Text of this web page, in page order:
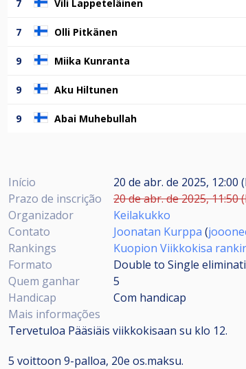
7 Vili Lappeteläinen
7 Olli Pitkänen
9 Miika Kunranta
9 Aku Hiltunen
9 Abai Muhebullah
Início
20 de abr. de 2025, 12:00
Prazo de inscrição
20 de abr. de 2025, 11:50
Organizador
Keilakukko
Contato
Joonatan Kurppa (
Rankings
Kuopion Viikkokisa
Formato
Double to Single
Quem ganhar
5
Handicap
Com handicap
Mais informações
Tervetuloa Pääsiäis viikkokisaan su klo 12.
5 voittoon 9-palloa, 20e os.maksu.